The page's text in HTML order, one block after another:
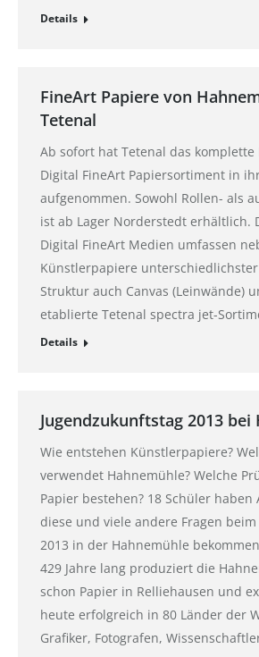
Details
FineArt Papiere von
Tetenal
Ab sofort hat Tetenal das komplette
Digital FineArt Papiersortiment in
aufgenommen. Sowohl Rollen- als
ist ab Lager Norderstedt erhältlich.
Digital FineArt Medien umfassen
Künstlerpapiere
Struktur auch Canvas (Leinwände)
etablierte Tetenal spectra jet-
Details
Jugendzukunftstag 2013 bei
Wie entstehen Künstlerpapiere?
verwendet Hahnemühle? Welche
Papier bestehen? 18 Schüler
diese und viele andere Fragen
2013 in der Hahnemühle
429 Jahre lang produziert die
schon Papier in Relliehausen und
heute erfolgreich in 80 Länder der
Grafiker, Fotografen,